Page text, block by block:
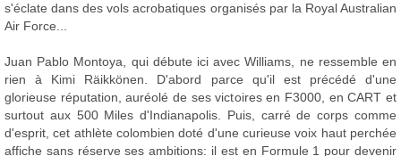
s'éclate dans des vols acrobatiques organisés par la Royal Australian
Air Force...
Juan Pablo Montoya, qui débute ici avec Williams, ne ressemble en
rien à Kimi Räikkönen. D'abord parce qu'il est précédé d'une
glorieuse réputation, auréolé de ses victoires en F3000, en CART et
surtout aux 500 Miles d'Indianapolis. Puis, carré de corps comme
d'esprit, cet athlète colombien doté d'une curieuse voix haut perchée
affiche sans réserve ses ambitions: il est en Formule 1 pour devenir